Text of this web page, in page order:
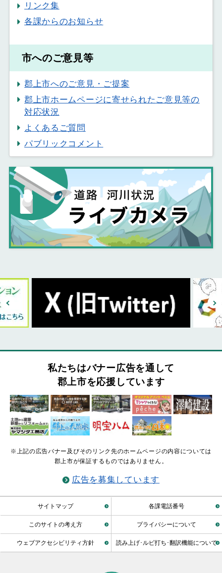
リンク集
各課からのお知らせ
市へのご意見等
郡上市へのご意見・ご提案
郡上市ホームページに寄せられたご意見等の
対応状況
よくあるご質問
パブリックコメント
私たちはバナー広告を通して
郡上市を応援しています
※上記の広告バナー及びそのリンク先のホームページの内容については
郡上市が保証するものではありません。
広告を募集しています
サイトマップ 各課電話番号
このサイトの考え方 プライバシーについて
ウェブアクセシビリティ方針 読み上げ･ルビ打ち･翻訳機能について